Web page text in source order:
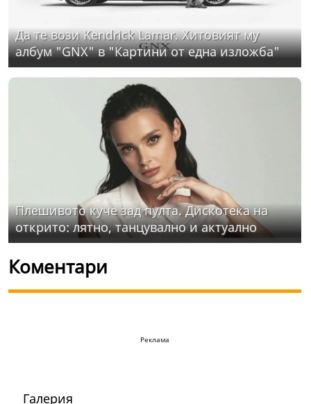
Да те вози Kendrick Lamar. Хитовият му
албум "GNX" в "Картини от една изложба"
Плешивото куче зад пулта. Дискотека на
открито: лятно, танцувално и актуално
Коментари
Реклама
Галерия